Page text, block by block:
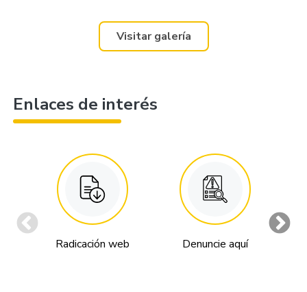
Visitar galería
Enlaces de interés
Radicación web Denuncie aquí